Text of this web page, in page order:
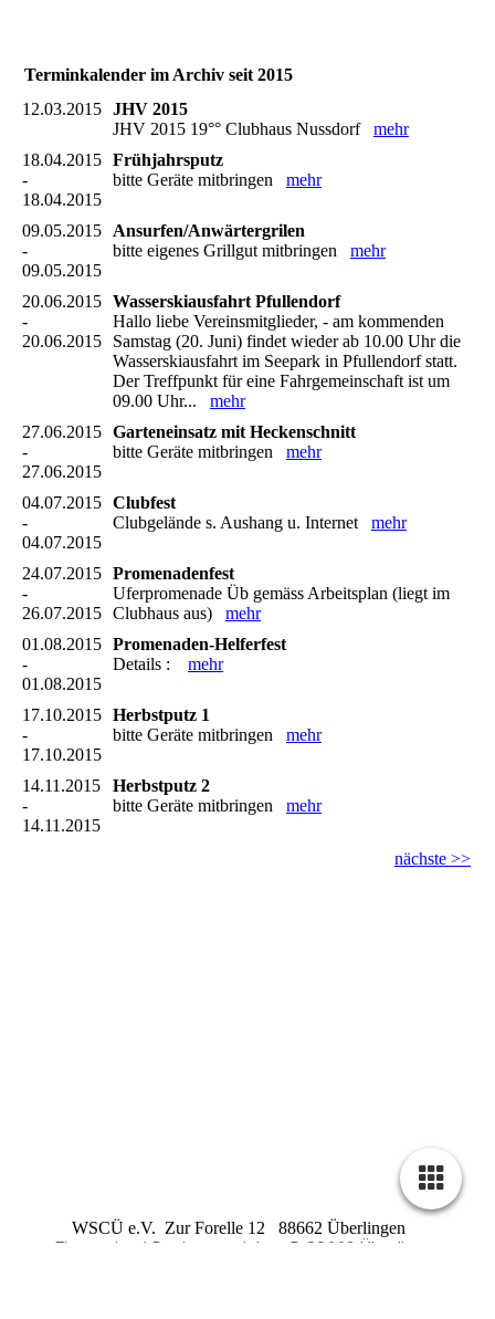
Terminkalender im Archiv seit 2015
12.03.2015 JHV 2015
JHV 2015 19°° Clubhaus Nussdorf mehr
18.04.2015
-
18.04.2015
Frühjahrsputz
bitte Geräte mitbringen mehr
09.05.2015
-
09.05.2015
Ansurfen/Anwärtergrilen
bitte eigenes Grillgut mitbringen mehr
20.06.2015
-
20.06.2015
Wasserskiausfahrt Pfullendorf
Hallo liebe Vereinsmitglieder, - am kommenden
Samstag (20. Juni) findet wieder ab 10.00 Uhr die
Wasserskiausfahrt im Seepark in Pfullendorf statt.
Der Treffpunkt für eine Fahrgemeinschaft ist um
09.00 Uhr... mehr
27.06.2015
-
27.06.2015
Garteneinsatz mit Heckenschnitt
bitte Geräte mitbringen mehr
04.07.2015
-
04.07.2015
Clubfest
Clubgelände s. Aushang u. Internet mehr
24.07.2015
-
26.07.2015
Promenadenfest
Uferpromenade Üb gemäss Arbeitsplan (liegt im
Clubhaus aus) mehr
01.08.2015
-
01.08.2015
Promenaden-Helferfest
Details : mehr
17.10.2015
-
17.10.2015
Herbstputz 1
bitte Geräte mitbringen mehr
14.11.2015
-
14.11.2015
Herbstputz 2
bitte Geräte mitbringen mehr
nächste >>
WSCÜ e.V. Zur Forelle 12 88662 Überlingen
Firmensitz / Registergericht : D 88662 Überlingen